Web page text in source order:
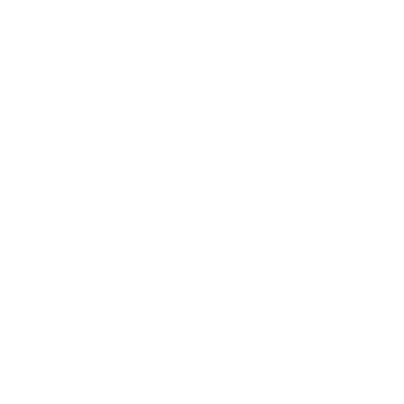
了承ください。
き作成されるも
をご了承くださ
です。
ありません。
です。
ず変更すること
1000ppm以下、
) : 1000ppm、
、
可)を取得する
これらの製造装
通知します。
ムロン制御